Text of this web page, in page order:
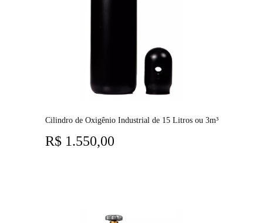
Cilindro de Oxigênio Industrial de 15 Litros ou 3m³
R$1.550,00